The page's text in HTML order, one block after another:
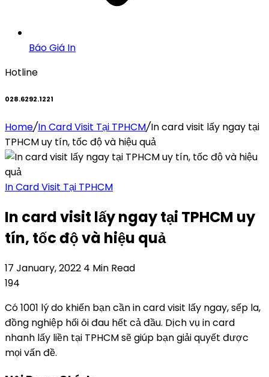
Báo Giá In
Hotline
028.6292.1221
Home/In Card Visit Tại TPHCM/In card visit lấy ngay tại
TPHCM uy tín, tốc độ và hiệu quả
In Card Visit Tại TPHCM
In card visit lấy ngay tại TPHCM uy
tín, tốc độ và hiệu quả
17 January, 2022 4 Min Read
194
Có 1001 lý do khiến bạn cần in card visit lấy ngay, sếp la,
đồng nghiệp hối ôi đau hết cả đầu. Dịch vụ in card
nhanh lấy liền tại TPHCM sẽ giúp bạn giải quyết được
mọi vấn đề.